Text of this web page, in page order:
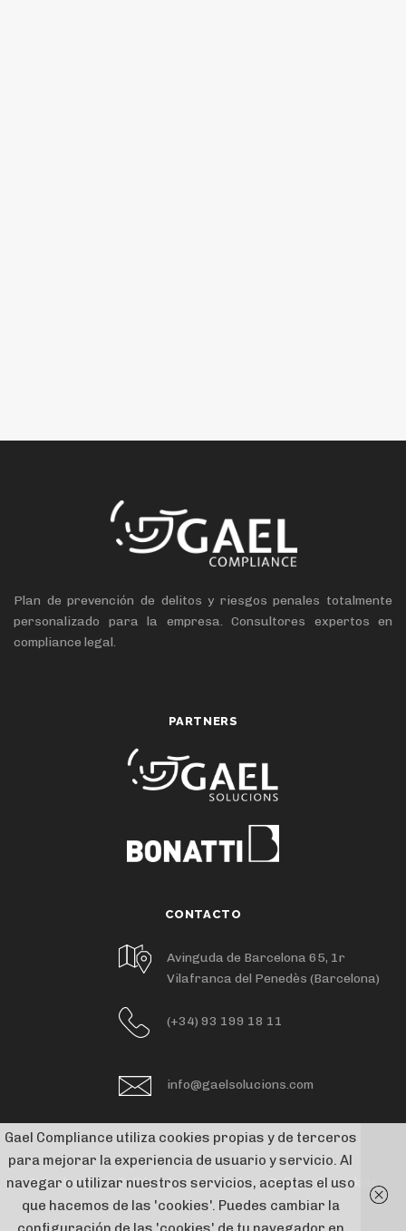
Plan de prevención de delitos y riesgos penales totalmente
personalizado para la empresa. Consultores expertos en
compliance legal.
PARTNERS
CONTACTO
Avinguda de Barcelona 65, 1r
Vilafranca del Penedès (Barcelona)
(+34) 93 199 18 11
info@gaelsolucions.com
Aviso legal Política de privacidad Política de cookies
Gael Compliance utiliza cookies propias y de terceros
para mejorar la experiencia de usuario y servicio. Al
navegar o utilizar nuestros servicios, aceptas el uso
que hacemos de las 'cookies'. Puedes cambiar la